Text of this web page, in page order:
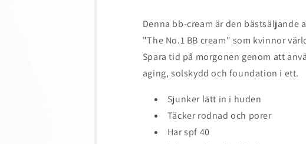
määrää
määrää
Denna bb-cream är den bästsäljande
"The No.1 BB cream" som kvinnor
Spara tid på morgonen genom att
aging, solskydd och foundation i ett.
Sjunker lätt in i huden
Täcker rodnad och porer
Har spf 40